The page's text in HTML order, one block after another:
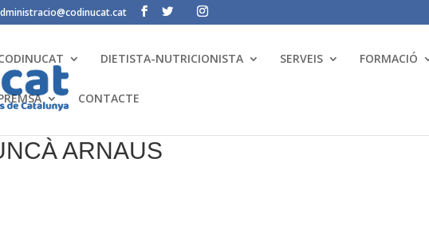
DIETISTA-NUTRICIONISTA SERVEIS FORMACIÓ
CONTACTE
ARNAUS